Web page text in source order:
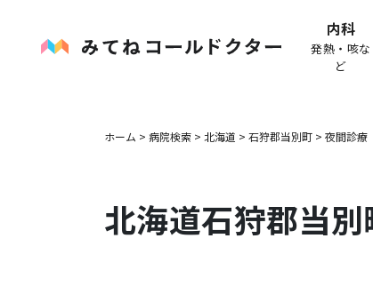
内科
発熱・咳な
ど
ホーム > 病院検索 > 北海道 > 石狩郡当別町 > 夜間診療
北海道石狩郡当別